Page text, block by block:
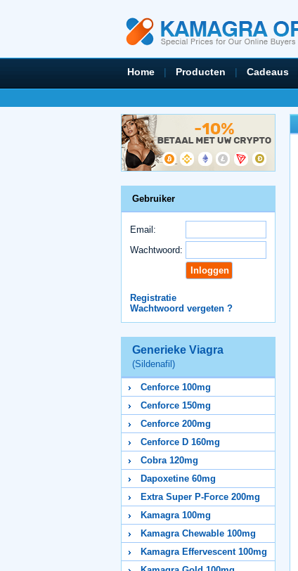
Home | Producten | Cadeaus
Gebruiker
Email:
Wachtwoord:
Registratie
Wachtwoord vergeten ?
Generieke Viagra
(Sildenafil)
Cenforce 100mg
Cenforce 150mg
Cenforce 200mg
Cenforce D 160mg
Cobra 120mg
Dapoxetine 60mg
Extra Super P-Force 200mg
Kamagra 100mg
Kamagra Chewable 100mg
Kamagra Effervescent 100mg